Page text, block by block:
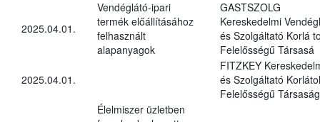
2025.04.01.
Vendéglátó-ipari
termék előállításához
felhasznált
alapanyagok
GASTSZOLG
Kereskedelmi
és Szolgáltató Korlá
Felelősségű Társasá
2025.04.01.
FITZKEY
és Szolgáltató
Felelősségű Társaság
Élelmiszer üzletben